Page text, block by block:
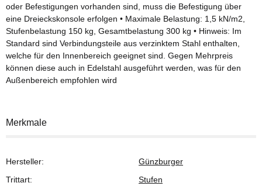
oder Befestigungen vorhanden sind, muss die Befestigung über
eine Dreieckskonsole erfolgen • Maximale Belastung: 1,5 kN/m2,
Stufenbelastung 150 kg, Gesamtbelastung 300 kg • Hinweis: Im
Standard sind Verbindungsteile aus verzinktem Stahl enthalten,
welche für den Innenbereich geeignet sind. Gegen Mehrpreis
können diese auch in Edelstahl ausgeführt werden, was für den
Außenbereich empfohlen wird
Merkmale
Hersteller:
Günzburger
Trittart:
Stufen